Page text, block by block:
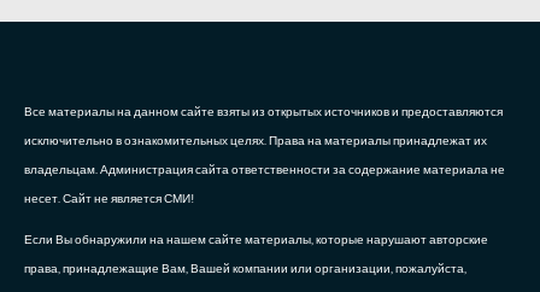
Все материалы на данном сайте взяты из открытых источников и предоставляются
исключительно в ознакомительных целях. Права на материалы принадлежат их
владельцам. Администрация сайта ответственности за содержание материала не
несет. Сайт не является СМИ!
Если Вы обнаружили на нашем сайте материалы, которые нарушают авторские
права, принадлежащие Вам, Вашей компании или организации, пожалуйста,